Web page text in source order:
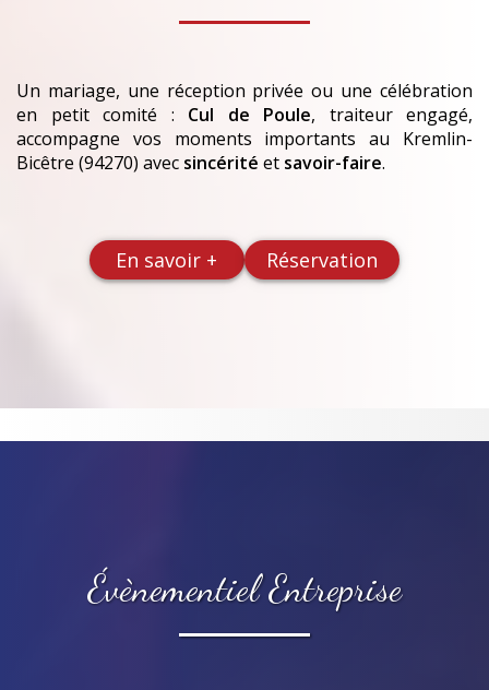
Un mariage, une réception privée ou une célébration
en petit comité : Cul de Poule, traiteur engagé,
accompagne vos moments importantsau Kremlin-
Bicêtre (94270) avec sincérité et savoir-faire.
En savoir + Réservation
Évènementiel Entreprise